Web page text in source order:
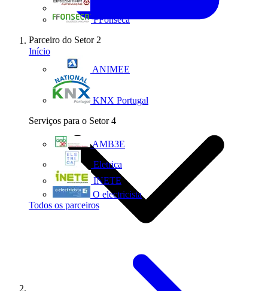
FFonseca
Parceiro do Setor 2
ANIMEE
KNX Portugal
Serviços para o Setor 4
AMB3E
Eletrica
INETE
O electricista
Todos os parceiros
Início